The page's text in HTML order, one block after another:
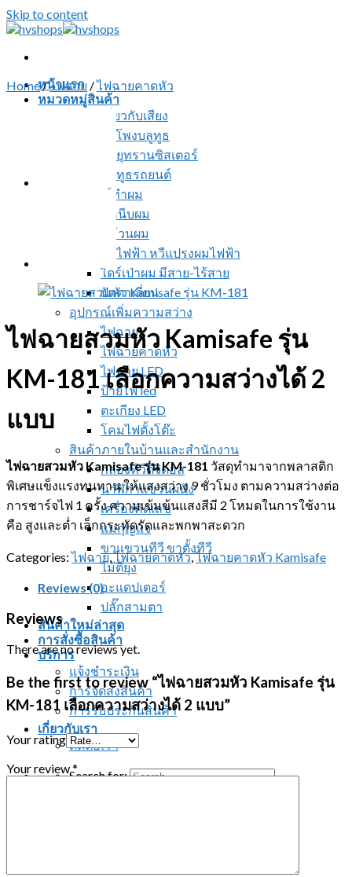
Skip to content
หน้าแรก
หมวดหมู่สินค้า
สินค้าเกี่ยวกับเสียง
ลำโพงบลูทูธ
วิทยุทรานซิสเตอร์
บลูทูธรถยนต์
อุปกรณ์ทำผม
ที่หนีบผม
ที่ม้วนผม
หวีไฟฟ้า หวีแปรงผมไฟฟ้า
ไดร์เป่าผม มีสาย-ไร้สาย
ปัตตาเลี่ยน
อุปกรณ์เพิ่มความสว่าง
ไฟฉาย
ไฟฉายคาดหัว
ไฟฉาย LED
ป้ายไฟ led
ตะเกียง LED
โคมไฟตั้งโต๊ะ
สินค้าภายในบ้านและสำนักงาน
กล่องทีวีดิจิตอล
นาฬิกาแขวนผนัง
เครื่องคิดเลข
แม่กุญแจ
ขาแขวนทีวี ขาตั้งทีวี
ไม้ตียุง
อะแดปเตอร์
ปลั๊กสามตา
สินค้าใหม่ล่าสุด
การสั่งซื้อสินค้า
บริการ
แจ้งชำระเงิน
การจัดส่งสินค้า
การรับประกันสินค้า
เกี่ยวกับเรา
ติดต่อเรา
Search for:
Home/ไฟฉาย /ไฟฉายคาดหัว
ไฟฉายสวมหัว Kamisafe รุ่น
KM-181 เลือกความสว่างได้ 2
แบบ
ไฟฉายสวมหัว Kamisafe รุ่น KM-181 วัสดุทำมาจากพลาสติก
พิเศษแข็งแรงทนทาน ให้แสงสว่าง 9 ชั่วโมง ตามความสว่างต่อ
การชาร์จไฟ 1 ครั้ง ความเข้มข้นแสงสีมี 2 โหมดในการใช้งาน
คือ สูงและต่ำ เล็กกระทัดรัดและพกพาสะดวก
Categories:ไฟฉาย,ไฟฉายคาดหัว,ไฟฉายคาดหัว Kamisafe
Reviews (0)
Reviews
There are no reviews yet.
Be the first to review “ไฟฉายสวมหัว Kamisafe รุ่น
KM-181 เลือกความสว่างได้ 2 แบบ”
Your rating
Your review*